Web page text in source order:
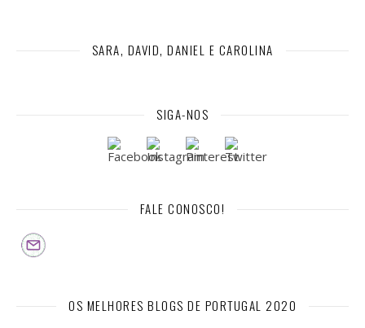
SARA, DAVID, DANIEL E CAROLINA
SIGA-NOS
FALE CONOSCO!
OS MELHORES BLOGS DE PORTUGAL 2020